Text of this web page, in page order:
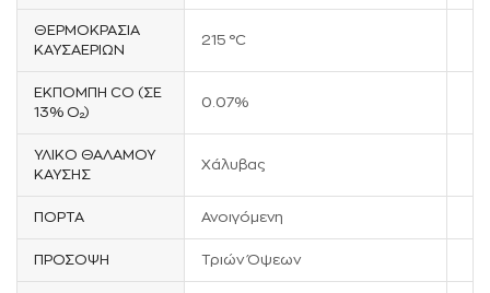
ΘΕΡΜΟΚΡΑΣΊΑ
ΚΑΥΣΑΕΡΊΩΝ
215 °C
ΕΚΠΟΜΠΉ CO (ΣΕ
13% O₂)
0.07%
ΥΛΙΚΌ ΘΑΛΆΜΟΥ
ΚΑΎΣΗΣ
Χάλυβας
ΠΌΡΤΑ Ανοιγόμενη
ΠΡΌΣΟΨΗ Τριών Όψεων